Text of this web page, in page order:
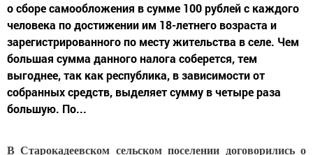
о сборе самообложения в сумме 100 рублей с каждого
человека по достижении им 18-летнего возраста и
зарегистрированного по месту жительства в селе. Чем
большая сумма данного налога соберется, тем
выгоднее, так как республика, в зависимости от
собранных средств, выделяет сумму в четыре раза
большую. По...
В Старокадеевском сельском поселении договорились о